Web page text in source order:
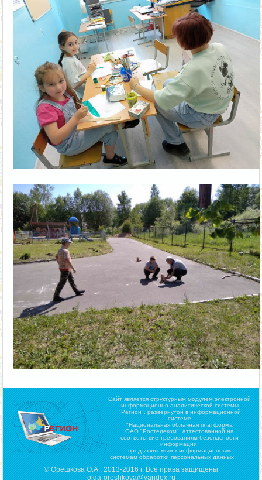
Сайт является структурным модулем электронной
информационно-аналитической системы
"Регион", развернутой в информационной
системе
"Национальная облачная платформа
ОАО "Ростелеком", аттестованной на
соответствие требованиям безопасности
информации,
предъявляемым к информационным
системам обработки персональных данных
© Орешкова О.А., 2013-2016 г. Все права защищены
olga-oreshkova@yandex.ru